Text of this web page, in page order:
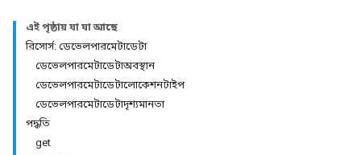
এই পৃষ্ঠায় যা যা আছে
রিসোর্স: ডেভেলপারমেটাডেটা
ডেভেলপারমেটাডেটাঅবস্থান
ডেভেলপারমেটাডেটালোকেশনটাইপ
ডেভেলপারমেটাডেটাদৃশ্যমানতা
পদ্ধতি
get